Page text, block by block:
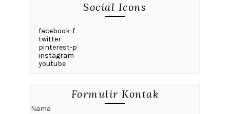
Social Icons
facebook-f
twitter
pinterest-p
instagram
youtube
Formulir Kontak
Nama